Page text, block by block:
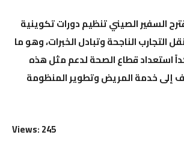
السفير الصيني تنظيم دورات تكوينية
التجارب الناجحة وتبادل الخبرات، وهو ما
استعداد قطاع الصحة لدعم مثل هذه
إلى خدمة المريض وتطوير المنظومة
Views: 245